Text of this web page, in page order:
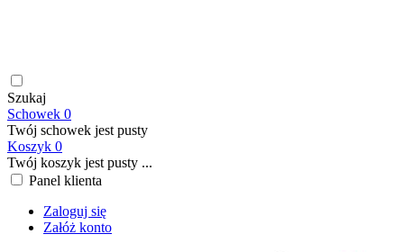
Szukaj
Schowek 0
Twój schowek jest pusty
Koszyk 0
Twój koszyk jest pusty ...
Panel klienta
Zaloguj się
Załóż konto